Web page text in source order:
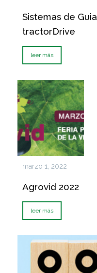
Sistemas de
tractorDrive
leer más
marzo 1, 2022
Agrovid 2022
leer más